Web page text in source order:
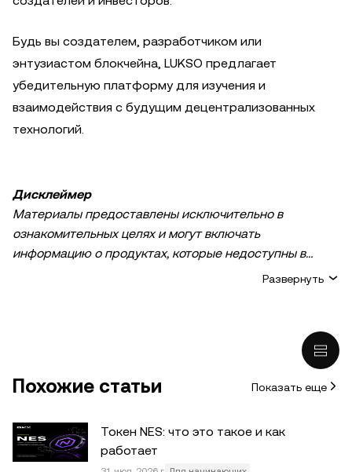
Будь вы создателем, разработчиком или
энтузиастом блокчейна, LUKSO предлагает
убедительную платформу для изучения и
взаимодействия с будущим децентрализованных
технологий.
Дисклеймер
Материалы предоставлены исключительно в
ознакомительных целях и могут включать
информацию о продуктах, которые недоступны в
вашем регионе. Они не являются инвестиционным
активы, в том числе стейблкоины, сопряжены с
колебаниям. Тщательно оцените финансовое
состояние и определите, подходит ли вам торговля и
Развернуть
Похожие статьи Показать еще
Токен NES: что это такое и как
работает